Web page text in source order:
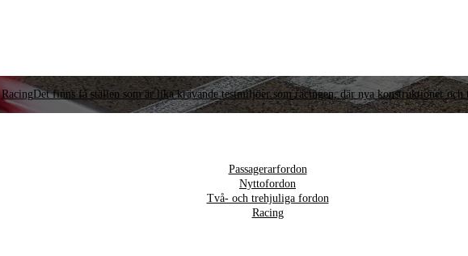
RacingDet finns få ställen som är lika krävande testmiljöer som racingen, där nya konstruktioner och
Passagerarfordon
Nyttofordon
Två- och trehjuliga fordon
Racing